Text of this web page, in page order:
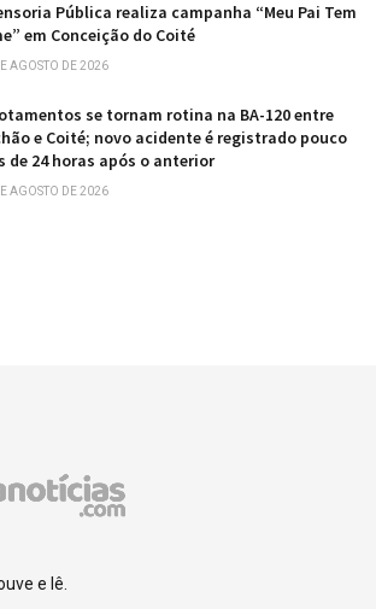
Pública realiza campanha “Meu Pai Tem
em Conceição do Coité
AGOSTO DE 2026
se tornam rotina na BA-120 entre
e Coité; novo acidente é registrado pouco
de 24 horas após o anterior
AGOSTO DE 2026
e lê.